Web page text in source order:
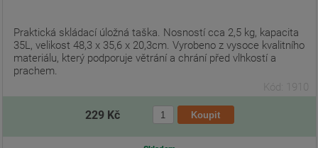
Praktická skládací úložná taška. Nosností cca 2,5 kg, kapacita
35L, velikost 48,3 x 35,6 x 20,3cm. Vyrobeno z vysoce kvalitního
materiálu, který podporuje větrání a chrání před vlhkostí a
prachem.
Kód: 1910
229 Kč